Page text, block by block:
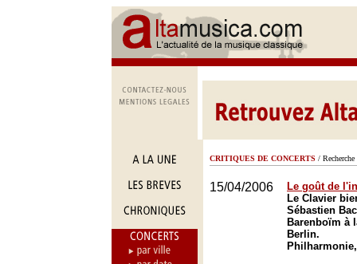
CRITIQUES DE CONCERTS / Recherche
15/04/2006
Le goût de
Le Clavier
Sébastien
Barenboïm à
Berlin.